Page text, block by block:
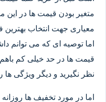
متغیر بودن قیمت ها در این
معیاری جهت انتخاب بهترین
اما توصیه ای که می توانم
قیمت ها در حد خیلی کم
نظر نگیرید و دیگر ویژگی ها
اما در مورد تخفیف ها